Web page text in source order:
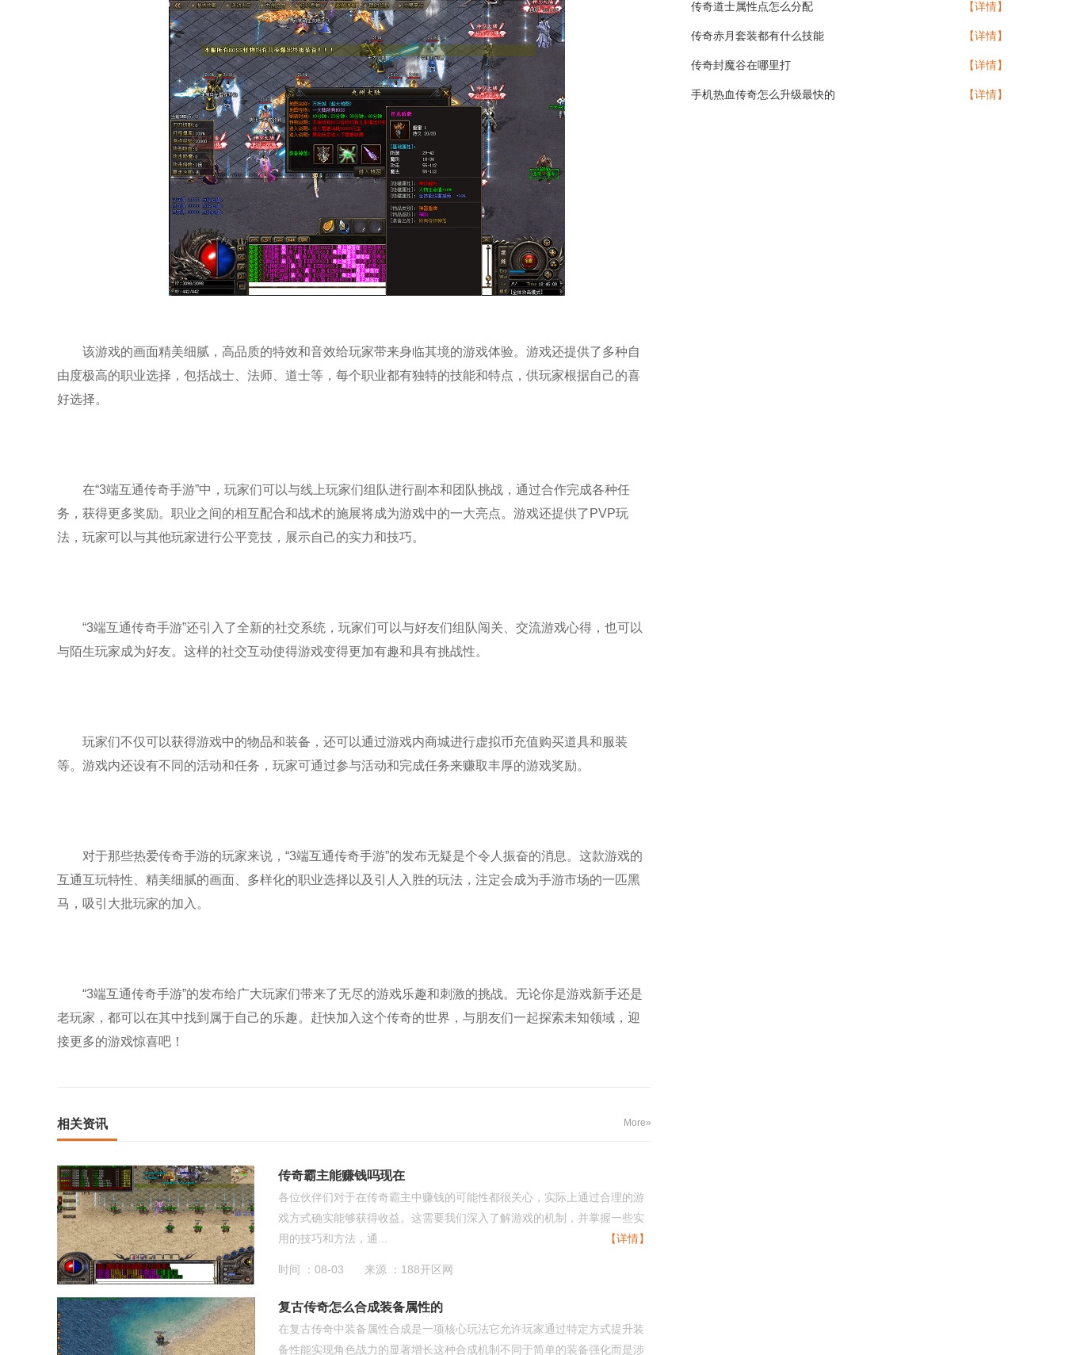
该游戏的画面精美细腻，高品质的特效和音效给玩家带来身临其境的游戏体验。游戏还提供了多种自
由度极高的职业选择，包括战士、法师、道士等，每个职业都有独特的技能和特点，供玩家根据自己的喜
好选择。
在“3端互通传奇手游”中，玩家们可以与线上玩家们组队进行副本和团队挑战，通过合作完成各种任
务，获得更多奖励。职业之间的相互配合和战术的施展将成为游戏中的一大亮点。游戏还提供了PVP玩
法，玩家可以与其他玩家进行公平竞技，展示自己的实力和技巧。
“3端互通传奇手游”还引入了全新的社交系统，玩家们可以与好友们组队闯关、交流游戏心得，也可以
与陌生玩家成为好友。这样的社交互动使得游戏变得更加有趣和具有挑战性。
玩家们不仅可以获得游戏中的物品和装备，还可以通过游戏内商城进行虚拟币充值购买道具和服装
等。游戏内还设有不同的活动和任务，玩家可通过参与活动和完成任务来赚取丰厚的游戏奖励。
对于那些热爱传奇手游的玩家来说，“3端互通传奇手游”的发布无疑是个令人振奋的消息。这款游戏的
互通互玩特性、精美细腻的画面、多样化的职业选择以及引人入胜的玩法，注定会成为手游市场的一匹黑
马，吸引大批玩家的加入。
“3端互通传奇手游”的发布给广大玩家们带来了无尽的游戏乐趣和刺激的挑战。无论你是游戏新手还是
老玩家，都可以在其中找到属于自己的乐趣。赶快加入这个传奇的世界，与朋友们一起探索未知领域，迎
接更多的游戏惊喜吧！
相关资讯 More»
传奇霸主能赚钱吗现在
各位伙伴们对于在传奇霸主中赚钱的可能性都很关心，实际上通过合理的游
戏方式确实能够获得收益。这需要我们深入了解游戏的机制，并掌握一些实
用的技巧和方法，通...
【详情】
时间 ：08-03 来源 ：188开区网
复古传奇怎么合成装备属性的
在复古传奇中装备属性合成是一项核心玩法它允许玩家通过特定方式提升装
备性能实现角色战力的显著增长这种合成机制不同于简单的装备强化而是涉
传奇道士属性点怎么分配 【详情】
传奇赤月套装都有什么技能 【详情】
传奇封魔谷在哪里打 【详情】
手机热血传奇怎么升级最快的 【详情】